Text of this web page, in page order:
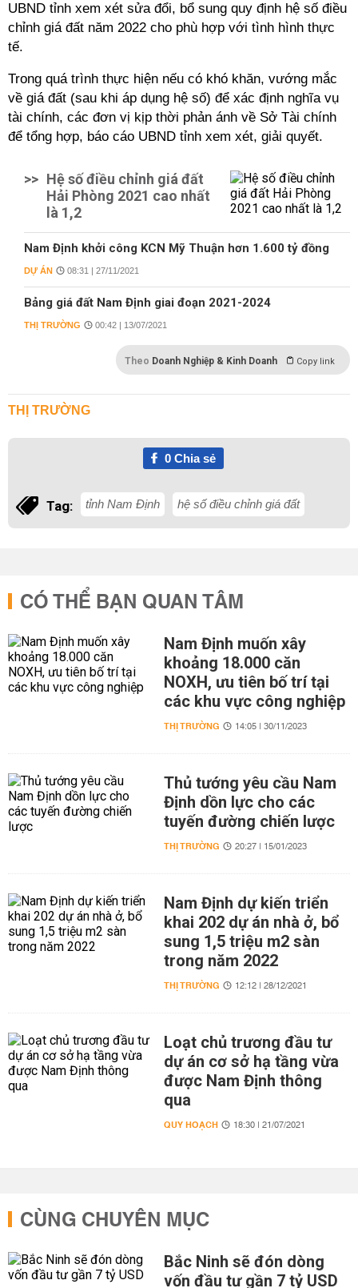
UBND tỉnh xem xét sửa đổi, bổ sung quy định hệ số điều
chỉnh giá đất năm 2022 cho phù hợp với tình hình thực
tế.
Trong quá trình thực hiện nếu có khó khăn, vướng mắc
về giá đất (sau khi áp dụng hệ số) để xác định nghĩa vụ
tài chính, các đơn vị kịp thời phản ánh về Sở Tài chính
để tổng hợp, báo cáo UBND tỉnh xem xét, giải quyết.
>> Hệ số điều chỉnh giá đất
Hải Phòng 2021 cao nhất
là 1,2
Nam Định khởi công KCN Mỹ Thuận hơn 1.600 tỷ đồng
DỰ ÁN 08:31 | 27/11/2021
Bảng giá đất Nam Định giai đoạn 2021-2024
THỊ TRƯỜNG 00:42 | 13/07/2021
Theo Doanh Nghiệp & Kinh Doanh Copy link
THỊ TRƯỜNG
0Chia sẻ
Tag: tỉnh Nam Định hệ số điều chỉnh giá đất
CÓ THỂ BẠN QUAN TÂM
Nam Định muốn xây
khoảng 18.000 căn
NOXH, ưu tiên bố trí tại
các khu vực công nghiệp
THỊ TRƯỜNG 14:05 | 30/11/2023
Thủ tướng yêu cầu Nam
Định dồn lực cho các
tuyến đường chiến lược
THỊ TRƯỜNG 20:27 | 15/01/2023
Nam Định dự kiến triển
khai 202 dự án nhà ở, bổ
sung 1,5 triệu m2 sàn
trong năm 2022
THỊ TRƯỜNG 12:12 | 28/12/2021
Loạt chủ trương đầu tư
dự án cơ sở hạ tầng vừa
được Nam Định thông
qua
QUY HOẠCH 18:30 | 21/07/2021
CÙNG CHUYÊN MỤC
Bắc Ninh sẽ đón dòng
vốn đầu tư gần 7 tỷ USD